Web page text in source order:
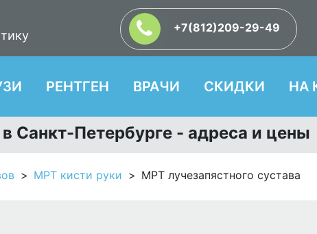
+7(812)209-29-49
РЕНТГЕН ВРАЧИ СКИДКИ НА
Санкт-Петербурге - адреса и цены
МРТ кисти руки МРТ лучезапястного сустава